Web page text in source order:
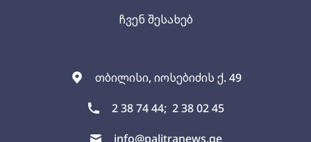
თბილისი, იოსებიძის ქ. 49
2 38 74 44; 2 38 02 45
info@palitranews.ge
ჩვენ შესახებ